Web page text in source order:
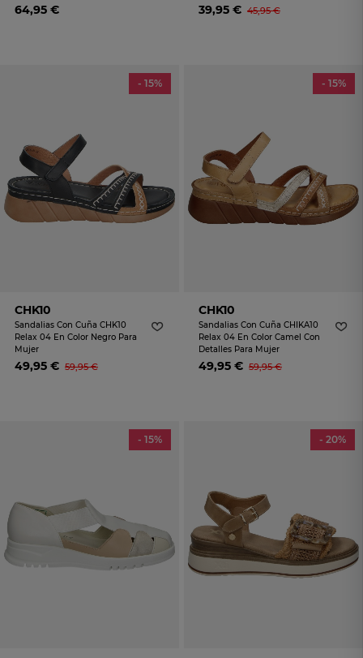
64,95 € 39,95 € 45,95 €
- 15%
CHK10
Sandalias Con Cuña CHK10
Relax 04 En Color Negro Para
Mujer
49,95 € 59,95 €
- 15%
CHK10
Sandalias Con Cuña CHIKA10
Relax 04 En Color Camel Con
Detalles Para Mujer
49,95 € 59,95 €
- 15% - 20%